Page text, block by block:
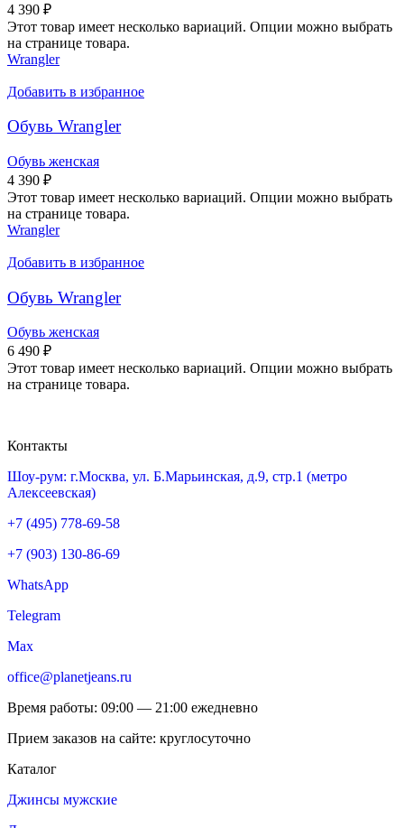
4 390 ₽
Этот товар имеет несколько вариаций. Опции можно выбрать
на странице товара.
Wrangler
Добавить в избранное
Обувь Wrangler
Обувь женская
4 390 ₽
Этот товар имеет несколько вариаций. Опции можно выбрать
на странице товара.
Wrangler
Добавить в избранное
Обувь Wrangler
Обувь женская
6 490 ₽
Этот товар имеет несколько вариаций. Опции можно выбрать
на странице товара.
Контакты
Шоу-рум: г.Москва, ул. Б.Марьинская, д.9, стр.1 (метро
Алексеевская)
+7 (495) 778-69-58
+7 (903) 130-86-69
WhatsApp
Telegram
Max
office@planetjeans.ru
Время работы: 09:00 — 21:00 ежедневно
Прием заказов на сайте: круглосуточно
Каталог
Джинсы мужские